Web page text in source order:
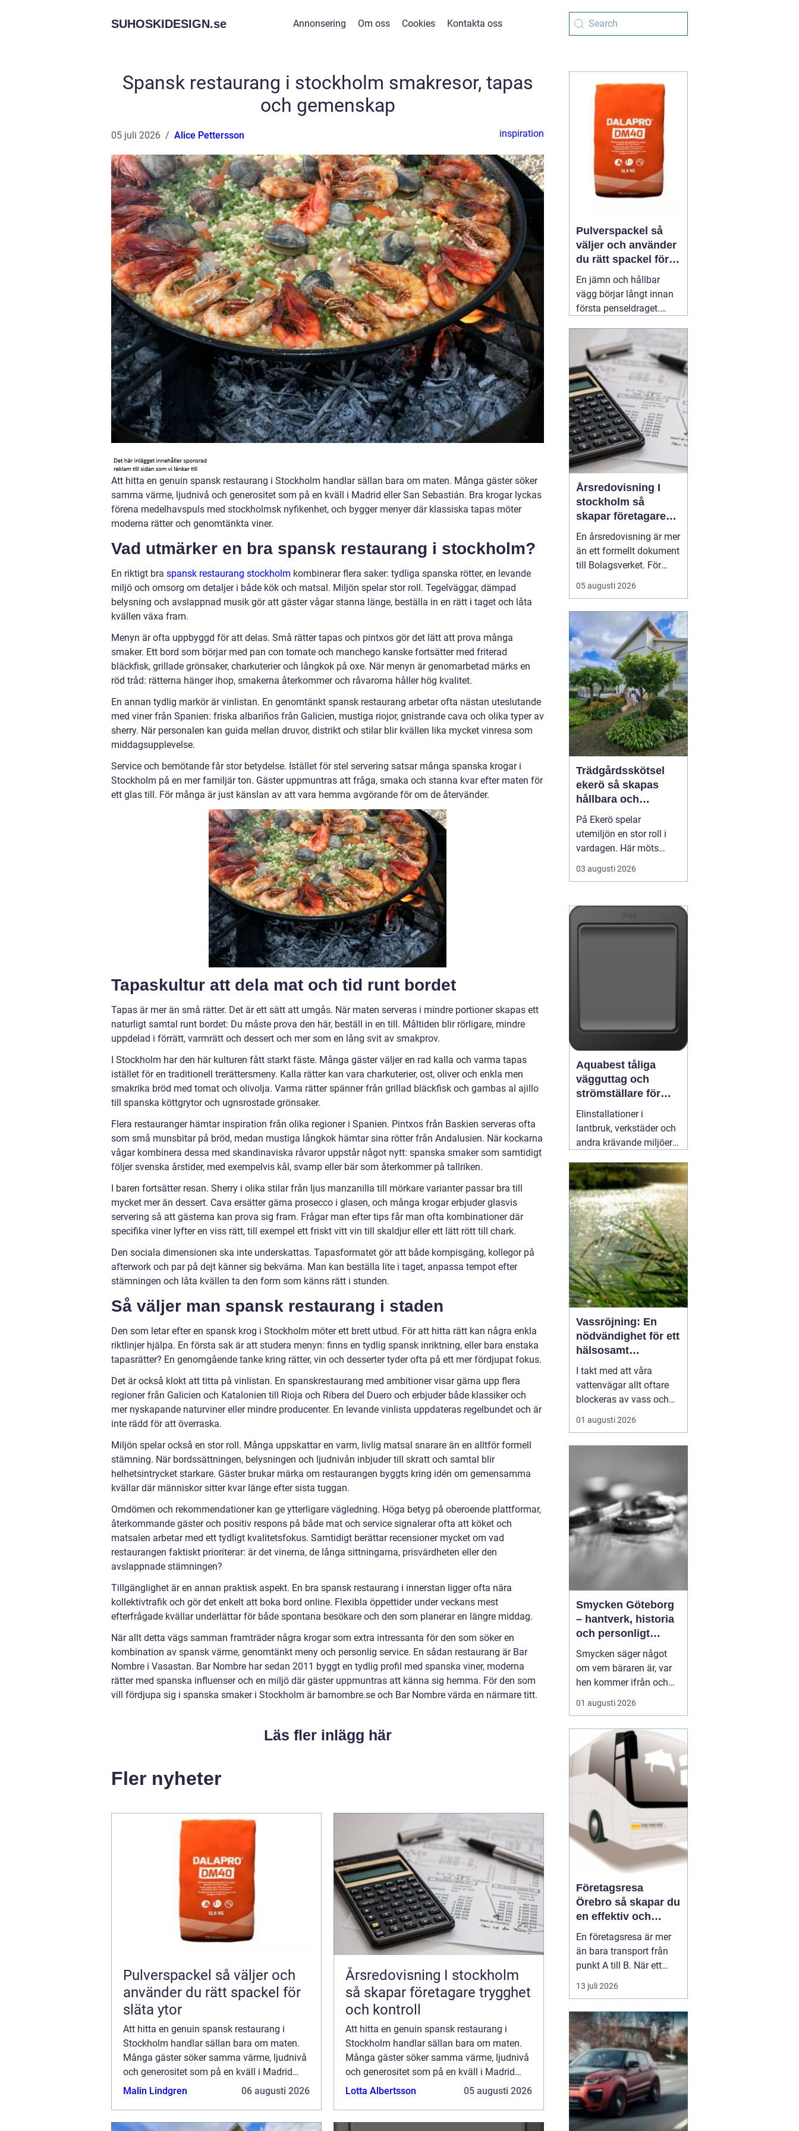
SUHOSKIDESIGN.se Annonsering Om oss Cookies Kontakta oss
Spansk restaurang i stockholm smakresor, tapas
och gemenskap
05 juli 2026 Alice Pettersson inspiration
Att hitta en genuin spansk restaurang i Stockholm handlar sällan bara om maten. Många gäster söker
samma värme, ljudnivå och generositet som på en kväll i Madrid eller San Sebastián. Bra krogar lyckas
förena medelhavspuls med stockholmsk nyfikenhet, och bygger menyer där klassiska tapas möter
moderna rätter och genomtänkta viner.
Vad utmärker en bra spansk restaurang i stockholm?
En riktigt bra spansk restaurang stockholm kombinerar flera saker: tydliga spanska rötter, en levande
miljö och omsorg om detaljer i både kök och matsal. Miljön spelar stor roll. Tegelväggar, dämpad
belysning och avslappnad musik gör att gäster vågar stanna länge, beställa in en rätt i taget och låta
kvällen växa fram.
Menyn är ofta uppbyggd för att delas. Små rätter tapas och pintxos gör det lätt att prova många
smaker. Ett bord som börjar med pan con tomate och manchego kanske fortsätter med friterad
bläckfisk, grillade grönsaker, charkuterier och långkok på oxe. När menyn är genomarbetad märks en
röd tråd: rätterna hänger ihop, smakerna återkommer och råvarorna håller hög kvalitet.
En annan tydlig markör är vinlistan. En genomtänkt spansk restaurang arbetar ofta nästan uteslutande
med viner från Spanien: friska albariños från Galicien, mustiga riojor, gnistrande cava och olika typer av
sherry. När personalen kan guida mellan druvor, distrikt och stilar blir kvällen lika mycket vinresa som
middagsupplevelse.
Service och bemötande får stor betydelse. Istället för stel servering satsar många spanska krogar i
Stockholm på en mer familjär ton. Gäster uppmuntras att fråga, smaka och stanna kvar efter maten för
ett glas till. För många är just känslan av att vara hemma avgörande för om de återvänder.
Tapaskultur att dela mat och tid runt bordet
Tapas är mer än små rätter. Det är ett sätt att umgås. När maten serveras i mindre portioner skapas ett
naturligt samtal runt bordet: Du måste prova den här, beställ in en till. Måltiden blir rörligare, mindre
uppdelad i förrätt, varmrätt och dessert och mer som en lång svit av smakprov.
I Stockholm har den här kulturen fått starkt fäste. Många gäster väljer en rad kalla och varma tapas
istället för en traditionell trerättersmeny. Kalla rätter kan vara charkuterier, ost, oliver och enkla men
smakrika bröd med tomat och olivolja. Varma rätter spänner från grillad bläckfisk och gambas al ajillo
till spanska köttgrytor och ugnsrostade grönsaker.
Flera restauranger hämtar inspiration från olika regioner i Spanien. Pintxos från Baskien serveras ofta
som små munsbitar på bröd, medan mustiga långkok hämtar sina rötter från Andalusien. När kockarna
vågar kombinera dessa med skandinaviska råvaror uppstår något nytt: spanska smaker som samtidigt
följer svenska årstider, med exempelvis kål, svamp eller bär som återkommer på tallriken.
I baren fortsätter resan. Sherry i olika stilar från ljus manzanilla till mörkare varianter passar bra till
mycket mer än dessert. Cava ersätter gärna prosecco i glasen, och många krogar erbjuder glasvis
servering så att gästerna kan prova sig fram. Frågar man efter tips får man ofta kombinationer där
specifika viner lyfter en viss rätt, till exempel ett friskt vitt vin till skaldjur eller ett lätt rött till chark.
Den sociala dimensionen ska inte underskattas. Tapasformatet gör att både kompisgäng, kollegor på
afterwork och par på dejt känner sig bekväma. Man kan beställa lite i taget, anpassa tempot efter
stämningen och låta kvällen ta den form som känns rätt i stunden.
Så väljer man spansk restaurang i staden
Den som letar efter en spansk krog i Stockholm möter ett brett utbud. För att hitta rätt kan några enkla
riktlinjer hjälpa. En första sak är att studera menyn: finns en tydlig spansk inriktning, eller bara enstaka
tapasrätter? En genomgående tanke kring rätter, vin och desserter tyder ofta på ett mer fördjupat fokus.
Det är också klokt att titta på vinlistan. En spanskrestaurang med ambitioner visar gärna upp flera
regioner från Galicien och Katalonien till Rioja och Ribera del Duero och erbjuder både klassiker och
mer nyskapande naturviner eller mindre producenter. En levande vinlista uppdateras regelbundet och är
inte rädd för att överraska.
Miljön spelar också en stor roll. Många uppskattar en varm, livlig matsal snarare än en alltför formell
stämning. När bordssättningen, belysningen och ljudnivån inbjuder till skratt och samtal blir
helhetsintrycket starkare. Gäster brukar märka om restaurangen byggts kring idén om gemensamma
kvällar där människor sitter kvar länge efter sista tuggan.
Omdömen och rekommendationer kan ge ytterligare vägledning. Höga betyg på oberoende plattformar,
återkommande gäster och positiv respons på både mat och service signalerar ofta att köket och
matsalen arbetar med ett tydligt kvalitetsfokus. Samtidigt berättar recensioner mycket om vad
restaurangen faktiskt prioriterar: är det vinerna, de långa sittningarna, prisvärdheten eller den
avslappnade stämningen?
Tillgänglighet är en annan praktisk aspekt. En bra spansk restaurang i innerstan ligger ofta nära
kollektivtrafik och gör det enkelt att boka bord online. Flexibla öppettider under veckans mest
efterfrågade kvällar underlättar för både spontana besökare och den som planerar en längre middag.
När allt detta vägs samman framträder några krogar som extra intressanta för den som söker en
kombination av spansk värme, genomtänkt meny och personlig service. En sådan restaurang är Bar
Nombre i Vasastan. Bar Nombre har sedan 2011 byggt en tydlig profil med spanska viner, moderna
rätter med spanska influenser och en miljö där gäster uppmuntras att känna sig hemma. För den som
vill fördjupa sig i spanska smaker i Stockholm är barnombre.se och Bar Nombre värda en närmare titt.
Läs fler inlägg här
Fler nyheter
Pulverspackel så väljer och
använder du rätt spackel för
släta ytor
Att hitta en genuin spansk restaurang i
Stockholm handlar sällan bara om maten.
Många gäster söker samma värme, ljudnivå
och generositet som på en kväll i Madrid
eller San Sebastián. Bra krogar lyckas
Malin Lindgren 06 augusti 2026
Årsredovisning I stockholm
så skapar företagare trygghet
och kontroll
Att hitta en genuin spansk restaurang i
Stockholm handlar sällan bara om maten.
Många gäster söker samma värme, ljudnivå
och generositet som på en kväll i Madrid
eller San Sebastián. Bra krogar lyckas
Lotta Albertsson 05 augusti 2026
Pulverspackel så
väljer och använder
du rätt spackel för
släta ytor
En jämn och hållbar
vägg börjar långt innan
första penseldraget.
en avgörande roll för
slutresultatet, både när
det gäller utseende och
livslängd. Många
yrkesmålare och
avancerade gör-det-
självare06 augusti 2026
Årsredovisning I
stockholm så
skapar företagare
trygghet och
kontroll
En årsredovisning är mer
än ett formellt dokument
till Bolagsverket. För
många företagare i
Stockholm är den ett
ett underlag för nya
beslut och ett krav som
måste bli rätt från
början. När tidsbrist,
regelverk och osäkerhet
...
05 augusti 2026
Trädgårdsskötsel
ekerö så skapas
hållbara och
välskötta utemiljöer
På Ekerö spelar
utemiljön en stor roll i
vardagen. Här möts
natur, vatten och
bebyggelse på ett sätt
innergårdar och
viktiga för trivseln. När
03 augusti 2026
Aquabest tåliga
vägguttag och
strömställare för
krävande miljöer
Elinstallationer i
lantbruk, verkstäder och
andra krävande miljöer
i ett vanligt bostadsrum.
Fukt, damm, spån och
mekaniskt slitage kan
snabbt skapa problem
om komponenterna inte
är rätt valda.02 augusti
2026
Vassröjning: En
nödvändighet för ett
hälsosamt
vattenlandskap
I takt med att våra
vattenvägar allt oftare
blockeras av vass och
andra vattenväxter, ökar
också behovet av
praktiska lösningarna är
vass...
01 augusti 2026
Smycken Göteborg
– hantverk, historia
och personligt
uttryck
Smycken säger något
om vem bäraren är, var
hen kommer ifrån och
vad som är viktigt i livet.
I en stad som Göteborg,
hamnstadens råa
historia och moderna
kreativitet, blir smycken
ofta en...
01 augusti 2026
Företagsresa
Örebro så skapar du
en effektiv och
minnesvärd resa
En företagsresa är mer
än bara transport från
punkt A till B. När ett
företag planerar en resa
för medarbetare eller
att bygga relationer,
stärka varumärket och
använda tiden på resan
på ett klokt sätt. När
startpunkten är Örebr...
13 juli 2026